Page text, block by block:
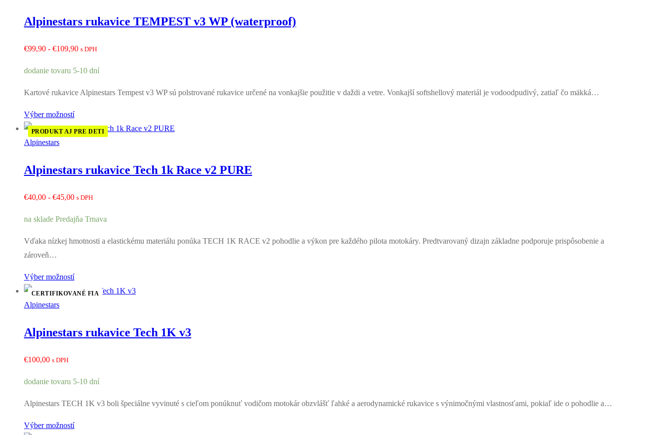
Alpinestars rukavice TEMPEST v3 WP (waterproof)
€99,90 - €109,90Rozpětí
€99,90
až
s DPH
dodanie tovaru 5-10 dní
Kartové rukavice Alpinestars Tempest v3 WP sú polstrované rukavice určené na vonkajšie použitie v daždi a vetre. Vonkajší softshellový materiál je vodoodpudivý, zatiaľ čo mäkká…
Výber možností
Alpinestars
PRODUKT AJ PRE DETI
Alpinestars rukavice Tech 1k Race v2 PURE
€40,00 - €45,00Rozpětí
€40,00
až
s DPH
na sklade Predajňa Trnava
Vďaka nízkej hmotnosti a elastickému materiálu ponúka TECH 1K RACE v2 pohodlie a výkon pre každého pilota motokáry. Predtvarovaný dizajn základne podporuje prispôsobenie a
zároveň…
Výber možností
Alpinestars
CERTIFIKOVANÉ FIA
Alpinestars rukavice Tech 1K v3
€100,00 s DPH
dodanie tovaru 5-10 dní
Alpinestars TECH 1K v3 boli špeciálne vyvinuté s cieľom ponúknuť vodičom motokár obzvlášť ľahké a aerodynamické rukavice s výnimočnými vlastnosťami, pokiaľ ide o pohodlie a…
Výber možností